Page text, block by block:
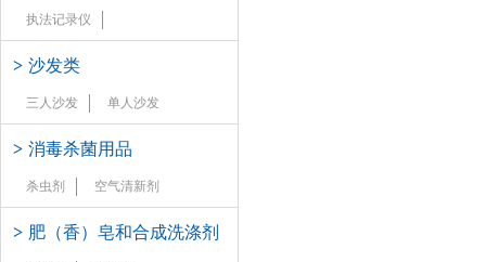
执法记录仪
> 沙发类
三人沙发 单人沙发
> 消毒杀菌用品
杀虫剂 空气清新剂
> 肥（香）皂和合成洗涤剂